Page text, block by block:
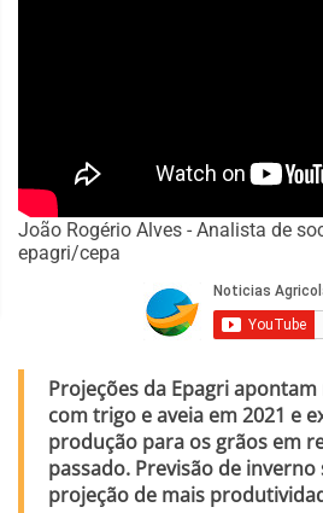
João Rogério Alves - Analista de
epagri/cepa
Projeções da Epagri
com trigo e aveia em 2021 e
produção para os grãos em
passado. Previsão de
projeção de mais